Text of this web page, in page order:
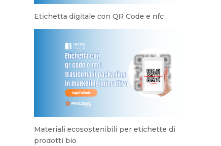
Etichetta digitale con QR Code e nfc
Materiali ecosostenibili per etichette di
prodotti bio